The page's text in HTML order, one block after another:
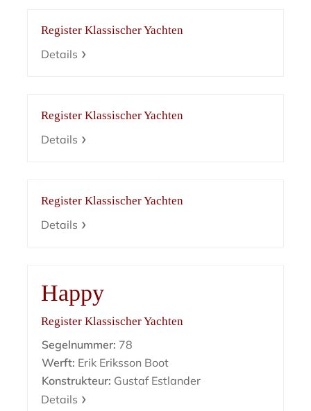
Register Klassischer Yachten
Details
Register Klassischer Yachten
Details
Register Klassischer Yachten
Details
Happy
Register Klassischer Yachten
Segelnummer: 78
Werft: Erik Eriksson Boot
Konstrukteur: Gustaf Estlander
Details